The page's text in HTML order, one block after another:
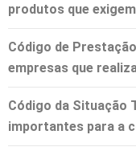
produtos que
Código de
empresas que
Código da Situação
importantes para a